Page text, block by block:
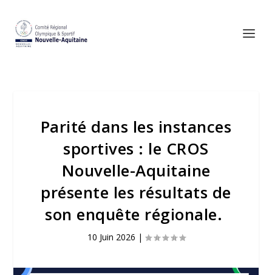
Parité dans les instances
sportives : le CROS
Nouvelle-Aquitaine
présente les résultats de
son enquête régionale.
10 Juin 2026 |